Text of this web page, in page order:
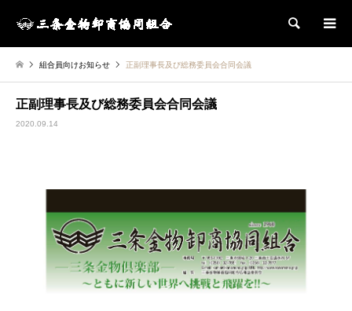
検索
組合員向けお知らせ 正副理事長及び総務委員会合同会議
正副理事長及び総務委員会合同会議
2020.09.14